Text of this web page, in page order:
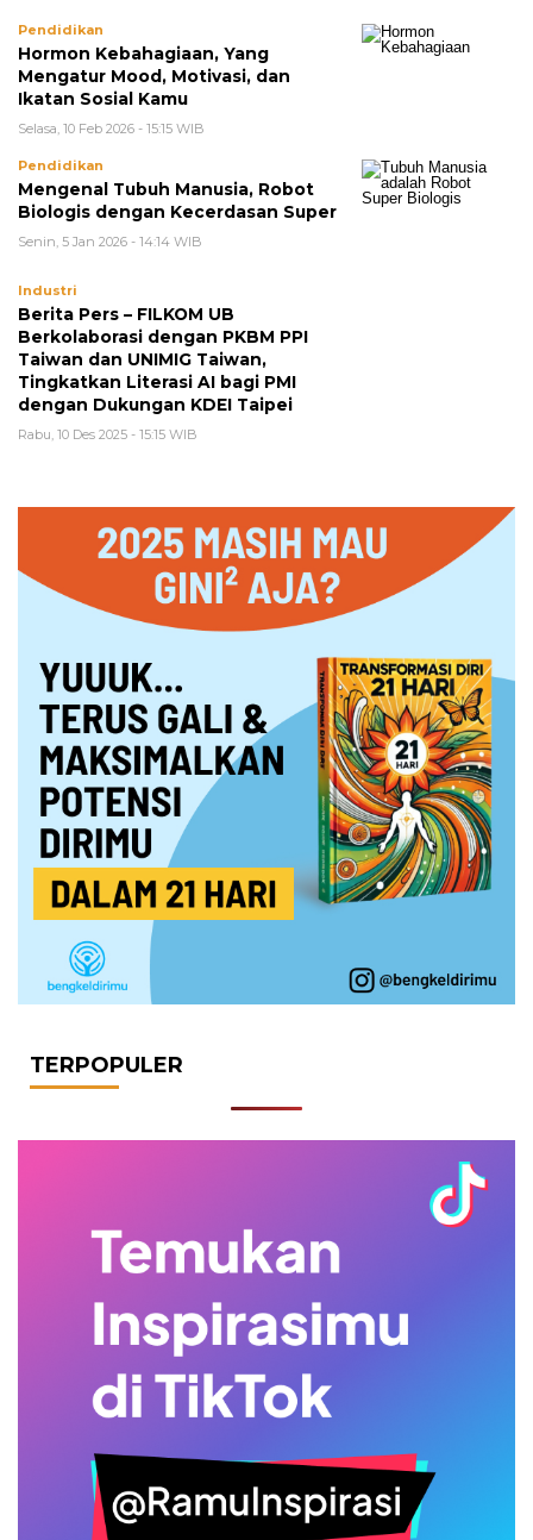
Pendidikan
Hormon Kebahagiaan, Yang
Mengatur Mood, Motivasi, dan
Ikatan Sosial Kamu
Selasa, 10 Feb 2026 - 15:15 WIB
Pendidikan
Mengenal Tubuh Manusia, Robot
Biologis dengan Kecerdasan Super
Senin, 5 Jan 2026 - 14:14 WIB
Industri
Berita Pers – FILKOM UB
Berkolaborasi dengan PKBM PPI
Taiwan dan UNIMIG Taiwan,
Tingkatkan Literasi AI bagi PMI
dengan Dukungan KDEI Taipei
Rabu, 10 Des 2025 - 15:15 WIB
TERPOPULER